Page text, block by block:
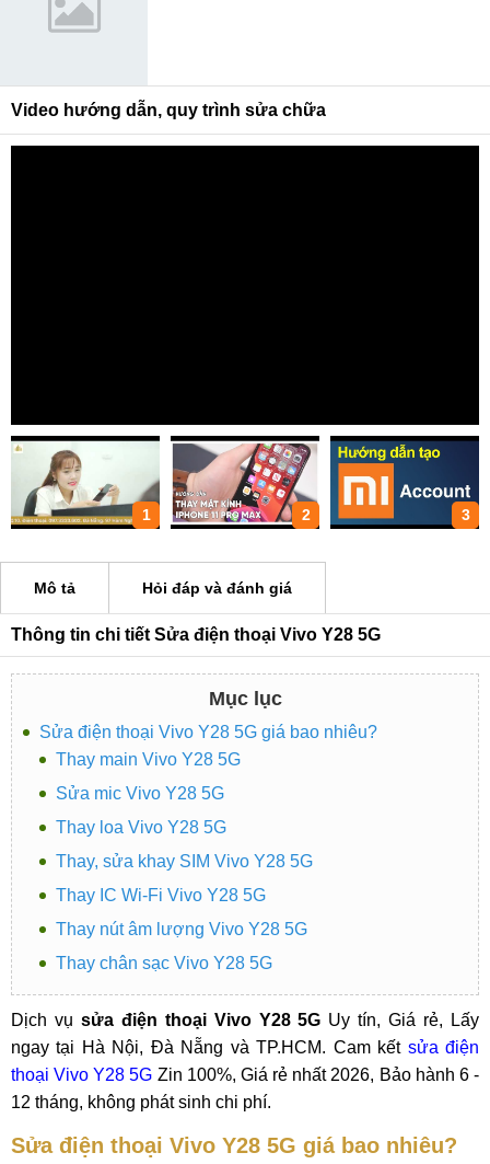
Video hướng dẫn, quy trình sửa chữa
1 2 3
Mô tả Hỏi đáp và đánh giá
Thông tin chi tiết Sửa điện thoại Vivo Y28 5G
Mục lục
Sửa điện thoại Vivo Y28 5G giá bao nhiêu?
Thay main Vivo Y28 5G
Sửa mic Vivo Y28 5G
Thay loa Vivo Y28 5G
Thay, sửa khay SIM Vivo Y28 5G
Thay IC Wi-Fi Vivo Y28 5G
Thay nút âm lượng Vivo Y28 5G
Thay chân sạc Vivo Y28 5G
Dịch vụ sửa điện thoại Vivo Y28 5G Uy tín, Giá rẻ, Lấy
ngay tại Hà Nội, Đà Nẵng và TP.HCM. Cam kết sửa điện
thoại Vivo Y28 5G Zin 100%, Giá rẻ nhất 2026, Bảo hành 6 -
12 tháng, không phát sinh chi phí.
Sửa điện thoại Vivo Y28 5G giá bao nhiêu?